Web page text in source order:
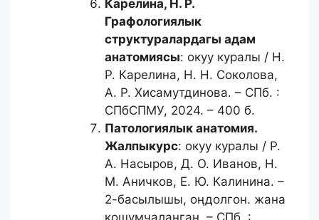
Карелина, Н. Р.
Графологиялык
структуралардагы адам
анатомиясы: окуу куралы / Н.
Р. Карелина, Н. Н. Соколова,
А. Р. Хисамутдинова. – СПб. :
СПбСПМУ, 2024. – 400 б.
Патологиялык анатомия.
Жалпыкурс: окуу куралы / Р.
А. Насыров, Д. О. Иванов, Н.
М. Аничков, Е. Ю. Калинина. –
2-басылышы, оңдолгон. жана
кошумчаланган. – СПб. :